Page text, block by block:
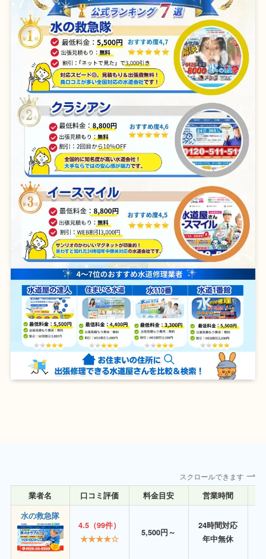
スクロールできます
業者名 口コミ評価 料金目安 営業時間
水の救急隊
4.5（99件）
★★★★☆
5,500円～
24時間対応
年中無休